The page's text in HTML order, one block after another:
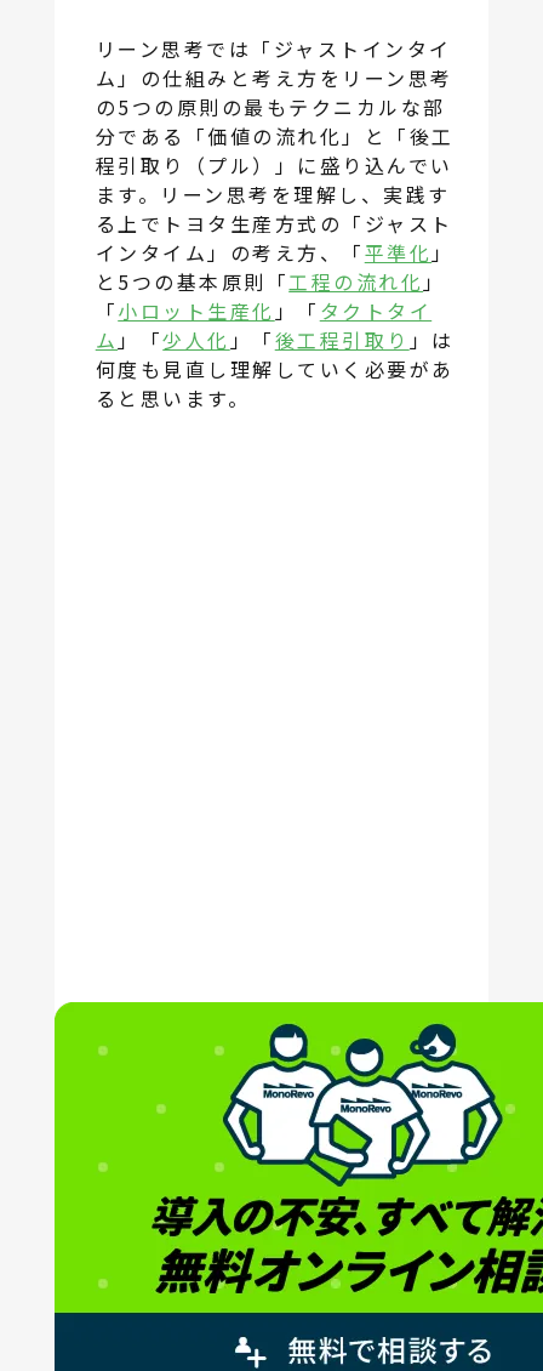
リーン思考では「ジャストインタイ
ム」の仕組みと考え方をリーン思考
の5つの原則の最もテクニカルな部
分である「価値の流れ化」と「後工
程引取り（プル）」に盛り込んでい
ます。リーン思考を理解し、実践す
る上でトヨタ生産方式の「ジャスト
インタイム」の考え方、「平準化」
と5つの基本原則「工程の流れ化」
「小ロット生産化 」「 タクトタイ
ム」「少人化 」「後工程引取り 」は
何度も見直し理解していく必要があ
ると思います。